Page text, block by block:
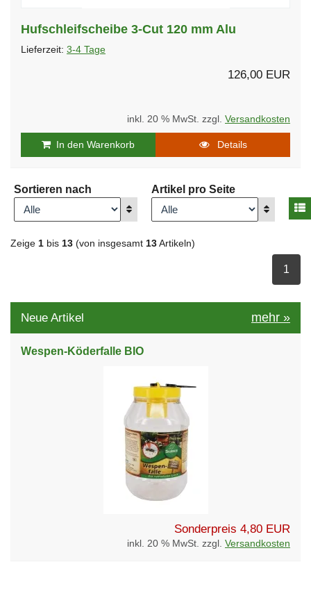
Hufschleifscheibe 3-Cut 120 mm Alu
Lieferzeit: 3-4 Tage
126,00 EUR
inkl. 20 % MwSt. zzgl. Versandkosten
In den Warenkorb Details
Sortieren nach
Anzeigen
Artikel pro Seite
Anzeigen
Zeige 1 bis 13 (von insgesamt 13 Artikeln)
1
Neue Artikel mehr »
Wespen-Köderfalle BIO
Sonderpreis 4,80 EUR
inkl. 20 % MwSt. zzgl. Versandkosten